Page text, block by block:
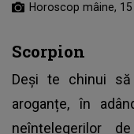
Horoscop mâine,
Scorpion
Deși te chinui
aroganțe, în
neînțelegerilor